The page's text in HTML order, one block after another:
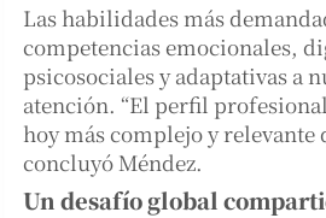
Las habilidades más
competencias emocionales,
psicosociales y adaptativas a
atención. “El perfil
hoy más complejo y relevante
concluyó Méndez.
Un desafío global